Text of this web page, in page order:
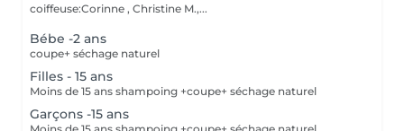
coiffeuse:Corinne , Christine M.,...
Bébe -2 ans
coupe+ séchage naturel
Filles - 15 ans
Moins de 15 ans shampoing +coupe+ séchage naturel
Garçons -15 ans